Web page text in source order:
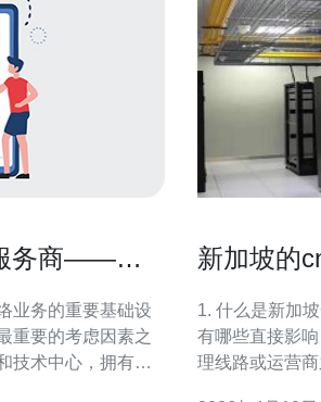
务商——选
业务的重要基础设
重要的考虑因素之
技术中心，拥有世
新加坡的
1. 什么是新加
有哪些直接影
理线路或运营